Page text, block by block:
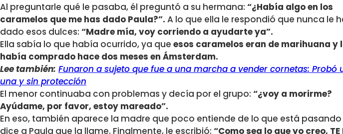
Al preguntarle qué le pasaba, él preguntó a su hermana: “¿Había algo en los
caramelos que me has dado Paula?”. A lo que ella le respondió que nunca le
dado esos dulces: “Madre mía, voy corriendo a ayudarte ya”.
Ella sabía lo que había ocurrido, ya que esos caramelos eran de marihuana y
había comprado hace dos meses en Ámsterdam.
Lee también: Funaron a sujeto que fue a una marcha a vender cornetas: Probó
una y sin protección
El menor continuaba con problemas y decía por el grupo: “¿voy a morirme?
Ayúdame, por favor, estoy mareado”.
En eso, también aparece la madre que poco entiende de lo que está pasando
dice a Paula que la llame. Finalmente, le escribió: “Como sea lo que yo creo, TE